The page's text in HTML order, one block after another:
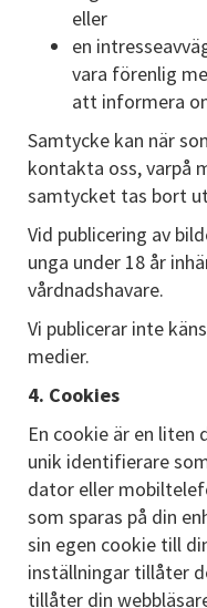
eller
en
vara förenlig
att informera
Samtycke kan när
kontakta oss, varpå
samtycket tas bort
Vid publicering av
unga under 18 år
vårdnadshavare.
Vi publicerar inte
medier.
4. Cookies
En cookie är en
unik identifierare
dator eller
som sparas på din
sin egen cookie till
inställningar tillåter
tillåter din